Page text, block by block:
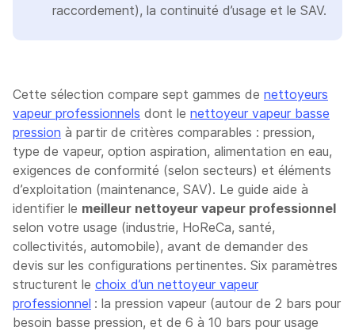
raccordement), la continuité d’usage et le SAV.
Cette sélection compare sept gammes de nettoyeurs
vapeur professionnels dont le nettoyeur vapeur basse
pression à partir de critères comparables : pression,
type de vapeur, option aspiration, alimentation en eau,
exigences de conformité (selon secteurs) et éléments
d’exploitation (maintenance, SAV). Le guide aide à
identifier le meilleur nettoyeur vapeur professionnel
selon votre usage (industrie, HoReCa, santé,
collectivités, automobile), avant de demander des
devis sur les configurations pertinentes. Six paramètres
structurent le choix d’un nettoyeur vapeur
professionnel : la pression vapeur (autour de 2 bars pour
besoin basse pression, et de 6 à 10 bars pour usage